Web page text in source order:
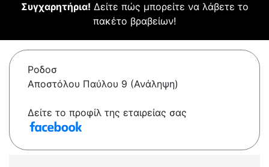
Συγχαρητήρια! Δείτε πώς μπορείτε να λάβετε το
πακέτο βραβείων!
Ροδοσ
Αποστόλου Παύλου 9 (Ανάληψη)
Δείτε το προφίλ της εταιρείας σας